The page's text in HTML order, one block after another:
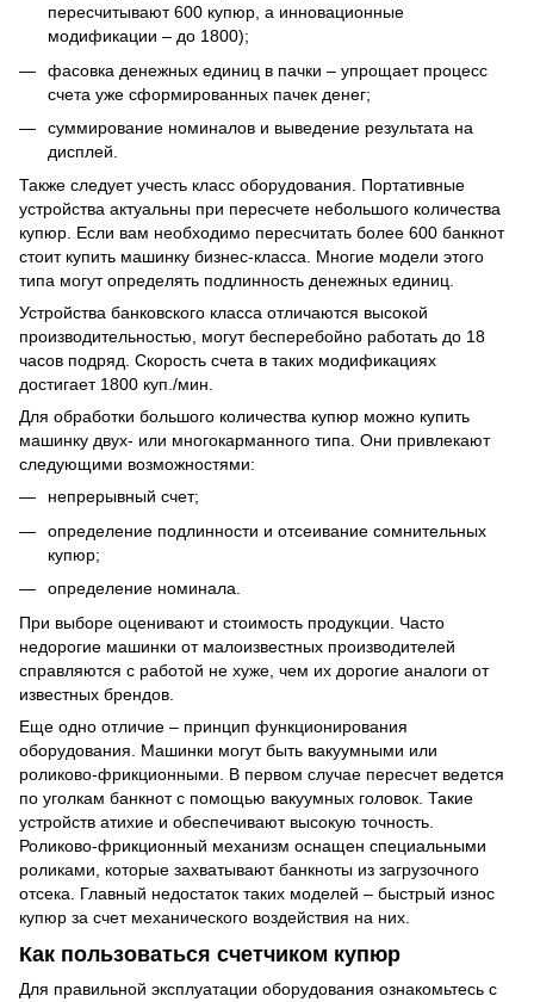
пересчитывают 600 купюр, а инновационные
модификации – до 1800);
фасовка денежных единиц в пачки – упрощает процесс
счета уже сформированных пачек денег;
суммирование номиналов и выведение результата на
дисплей.
Также следует учесть класс оборудования. Портативные
устройства актуальны при пересчете небольшого количества
купюр. Если вам необходимо пересчитать более 600 банкнот
стоит купить машинку бизнес-класса. Многие модели этого
типа могут определять подлинность денежных единиц.
Устройства банковского класса отличаются высокой
производительностью, могут бесперебойно работать до 18
часов подряд. Скорость счета в таких модификациях
достигает 1800 куп./мин.
Для обработки большого количества купюр можно купить
машинку двух- или многокарманного типа. Они привлекают
следующими возможностями:
непрерывный счет;
определение подлинности и отсеивание сомнительных
купюр;
определение номинала.
При выборе оценивают и стоимость продукции. Часто
недорогие машинки от малоизвестных производителей
справляются с работой не хуже, чем их дорогие аналоги от
известных брендов.
Еще одно отличие – принцип функционирования
оборудования. Машинки могут быть вакуумными или
роликово-фрикционными. В первом случае пересчет ведется
по уголкам банкнот с помощью вакуумных головок. Такие
устройств атихие и обеспечивают высокую точность.
Роликово-фрикционный механизм оснащен специальными
роликами, которые захватывают банкноты из загрузочного
отсека. Главный недостаток таких моделей – быстрый износ
купюр за счет механического воздействия на них.
Как пользоваться счетчиком купюр
Для правильной эксплуатации оборудования ознакомьтесь с